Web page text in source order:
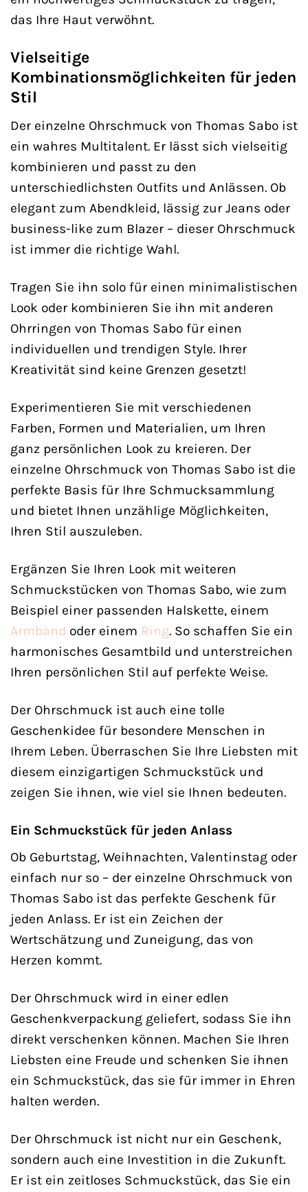
das Ihre Haut verwöhnt.
Vielseitige
Kombinationsmöglichkeiten für jeden
Stil
Der einzelne Ohrschmuck von Thomas Sabo ist
ein wahres Multitalent. Er lässt sich vielseitig
kombinieren und passt zu den
unterschiedlichsten Outfits und Anlässen. Ob
elegant zum Abendkleid, lässig zur Jeans oder
business-like zum Blazer – dieser Ohrschmuck
ist immer die richtige Wahl.
Tragen Sie ihn solo für einen minimalistischen
Look oder kombinieren Sie ihn mit anderen
Ohrringen von Thomas Sabo für einen
individuellen und trendigen Style. Ihrer
Kreativität sind keine Grenzen gesetzt!
Experimentieren Sie mit verschiedenen
Farben, Formen und Materialien, um Ihren
ganz persönlichen Look zu kreieren. Der
einzelne Ohrschmuck von Thomas Sabo ist die
perfekte Basis für Ihre Schmucksammlung
und bietet Ihnen unzählige Möglichkeiten,
Ihren Stil auszuleben.
Ergänzen Sie Ihren Look mit weiteren
Schmuckstücken von Thomas Sabo, wie zum
Beispiel einer passenden Halskette, einem
Armband oder einem Ring. So schaffen Sie ein
harmonisches Gesamtbild und unterstreichen
Ihren persönlichen Stil auf perfekte Weise.
Der Ohrschmuck ist auch eine tolle
Geschenkidee für besondere Menschen in
Ihrem Leben. Überraschen Sie Ihre Liebsten mit
diesem einzigartigen Schmuckstück und
zeigen Sie ihnen, wie viel sie Ihnen bedeuten.
Ein Schmuckstück für jeden Anlass
Ob Geburtstag, Weihnachten, Valentinstag oder
einfach nur so – der einzelne Ohrschmuck von
Thomas Sabo ist das perfekte Geschenk für
jeden Anlass. Er ist ein Zeichen der
Wertschätzung und Zuneigung, das von
Herzen kommt.
Der Ohrschmuck wird in einer edlen
Geschenkverpackung geliefert, sodass Sie ihn
direkt verschenken können. Machen Sie Ihren
Liebsten eine Freude und schenken Sie ihnen
ein Schmuckstück, das sie für immer in Ehren
halten werden.
Der Ohrschmuck ist nicht nur ein Geschenk,
sondern auch eine Investition in die Zukunft.
Er ist ein zeitloses Schmuckstück, das Sie ein